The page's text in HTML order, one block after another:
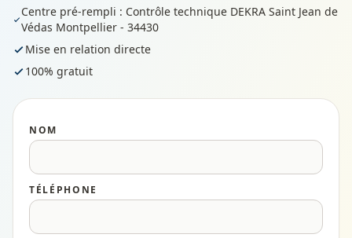
Centre pré-rempli : Contrôle technique DEKRA Saint Jean de
Védas Montpellier - 34430
Mise en relation directe
100% gratuit
NOM
TÉLÉPHONE